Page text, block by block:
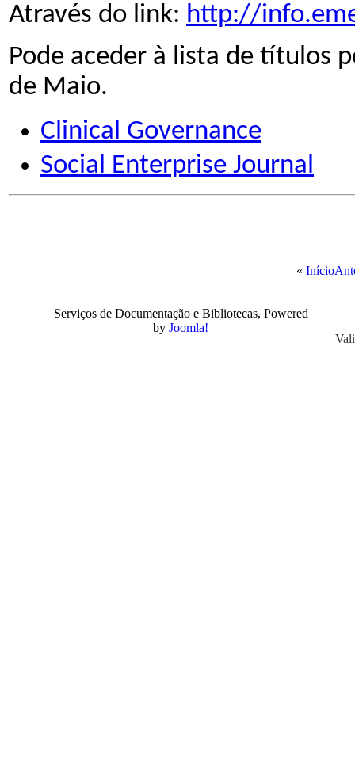
Através do link: http://
Pode aceder à lista de títulos
de Maio.
Clinical Governance
Social Enterprise Journal
« Início
Serviços de Documentação e Bibliotecas, Powered
by Joomla!